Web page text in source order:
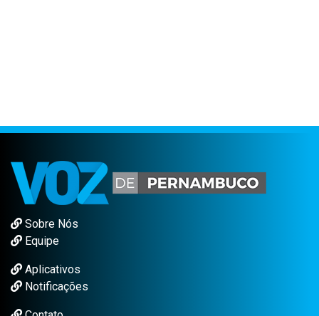
Sobre Nós
Equipe
Aplicativos
Notificações